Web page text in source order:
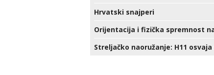
Hrvatski snajperi
Orijentacija i fizička spremnost
Streljačko naoružanje: H11